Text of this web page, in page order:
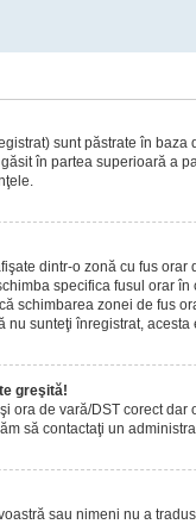
sunt păstrate în baza
în partea superioară a
dintr-o zonă cu fus orar
specifica fusul orar
schimbarea zonei de fus
sunteţi înregistrat, acesta
greşită!
ora de vară/DST corect
să contactaţi un
sau nimeni nu a